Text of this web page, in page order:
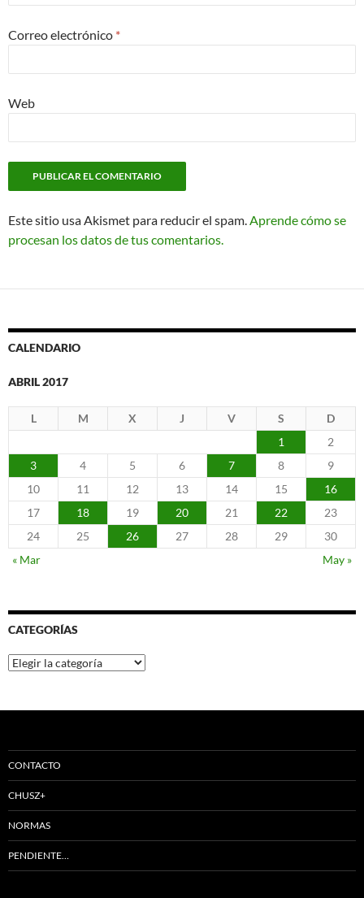
Correo electrónico *
Web
Este sitio usa Akismet para reducir el spam.Aprende cómo se
procesan los datos de tus comentarios.
CALENDARIO
ABRIL 2017
L M X J V S
D
1
2
3
4 5 6 7 8
9
10
11 12 13 14 15
16
17
18 19 20 21 22
23
24
25 26 27 28 29
30
« Mar
May »
CATEGORÍAS
Categorías
CONTACTO
CHUSZ+
NORMAS
PENDIENTE…